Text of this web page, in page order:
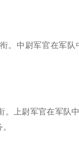
。中尉军官在军
上尉军官在军队